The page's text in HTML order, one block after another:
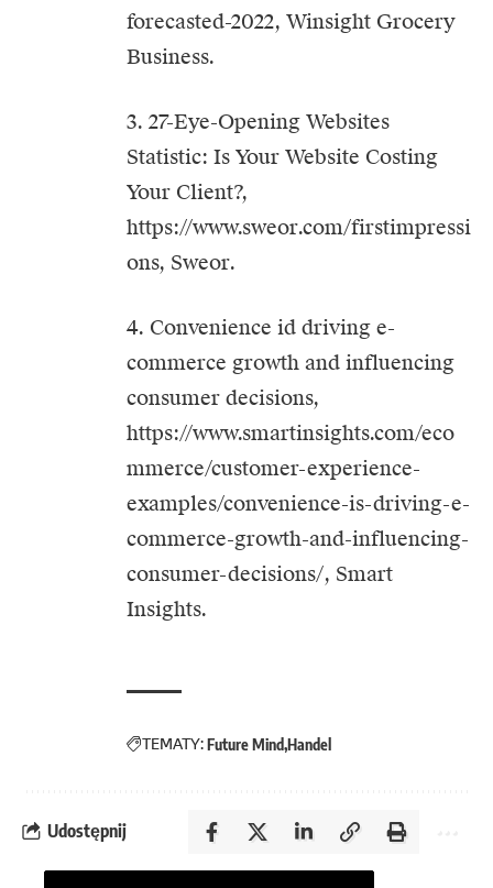
forecasted-2022, Winsight Grocery
Business.
3. 27-Eye-Opening Websites
Statistic: Is Your Website Costing
Your Client?,
https://www.sweor.com/firstimpressi
ons, Sweor.
4. Convenience id driving e-
commerce growth and influencing
consumer decisions,
https://www.smartinsights.com/eco
mmerce/customer-experience-
examples/convenience-is-driving-e-
commerce-growth-and-influencing-
consumer-decisions/, Smart
Insights.
TEMATY:Future Mind Handel
Udostępnij